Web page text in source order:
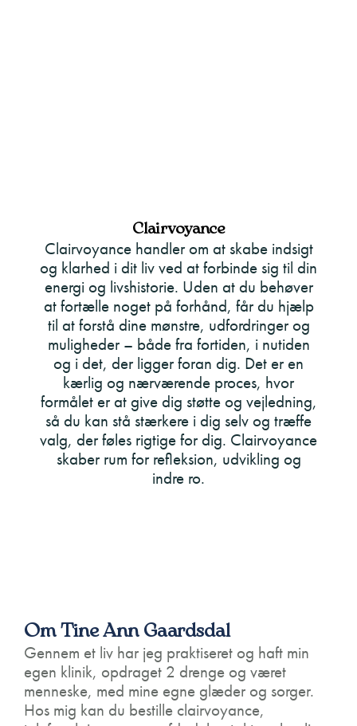
Clairvoyance
Clairvoyance handler om at skabe indsigt
og klarhed i dit liv ved at forbinde sig til din
energi og livshistorie. Uden at du behøver
at fortælle noget på forhånd, får du hjælp
til at forstå dine mønstre, udfordringer og
muligheder – både fra fortiden, i nutiden
og i det, der ligger foran dig. Det er en
kærlig og nærværende proces, hvor
formålet er at give dig støtte og vejledning,
så du kan stå stærkere i dig selv og træffe
valg, der føles rigtige for dig. Clairvoyance
skaber rum for refleksion, udvikling og
indre ro.
Om Tine Ann Gaardsdal
Gennem et liv har jeg praktiseret og haft min
egen klinik, opdraget 2 drenge og været
menneske, med mine egne glæder og sorger.
Hos mig kan du bestille clairvoyance,